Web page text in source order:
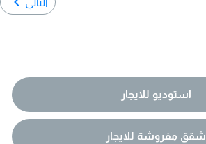
استوديو للايجار
شقق مفروشة للايجار